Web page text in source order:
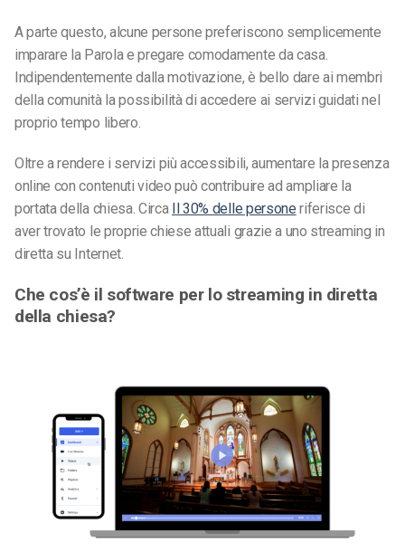
A parte questo, alcune persone preferiscono semplicemente
imparare la Parola e pregare comodamente da casa.
Indipendentemente dalla motivazione, è bello dare ai membri
della comunità la possibilità di accedere ai servizi guidati nel
proprio tempo libero.
Oltre a rendere i servizi più accessibili, aumentare la presenza
online con contenuti video può contribuire ad ampliare la
portata della chiesa. Circa
Il 30% delle persone riferisce di
aver trovato le proprie chiese attuali grazie a uno streaming in
diretta su Internet.
Che cos’è il software per lo streaming in diretta
della chiesa?